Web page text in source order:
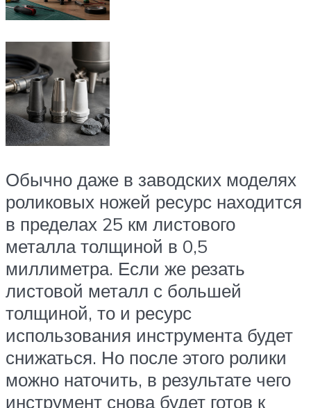
Обычно даже в заводских моделях
роликовых ножей ресурс находится
в пределах 25 км листового
металла толщиной в 0,5
миллиметра. Если же резать
листовой металл с большей
толщиной, то и ресурс
использования инструмента будет
снижаться. Но после этого ролики
можно наточить, в результате чего
инструмент снова будет готов к